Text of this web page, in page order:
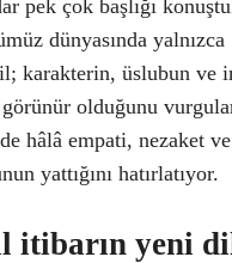
pek çok başlığı
dünyasında yalnızca
karakterin, üslubun ve
olduğunu
hâlâ empati, nezaket ve
yattığını hatırlatıyor.
itibarın yeni